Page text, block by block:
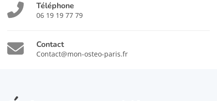
Téléphone
06 19 19 77 79
Contact
Contact@mon-osteo-paris.fr